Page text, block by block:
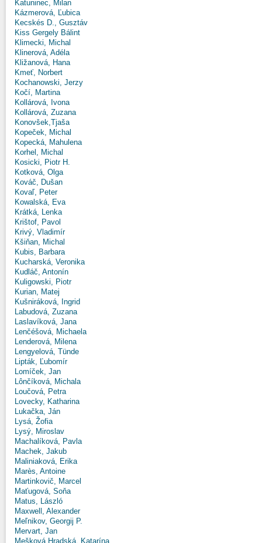
Katuninec, Milan
Kázmerová, Ľubica
Kecskés D., Gusztáv
Kiss Gergely Bálint
Klimecki, Michal
Klinerová, Adéla
Kližanová, Hana
Kmeť, Norbert
Kochanowski, Jerzy
Kočí, Martina
Kollárová, Ivona
Kollárová, Zuzana
Konovšek,Tjaša
Kopeček, Michal
Kopecká, Mahulena
Korhel, Michal
Kosicki, Piotr H.
Kotková, Olga
Kováč, Dušan
Kovaľ, Peter
Kowalská, Eva
Krátká, Lenka
Krištof, Pavol
Krivý, Vladimír
Kšiňan, Michal
Kubis, Barbara
Kucharská, Veronika
Kudláč, Antonín
Kuligowski, Piotr
Kurian, Matej
Kušniráková, Ingrid
Labudová, Zuzana
Laslavíková, Jana
Lenčéšová, Michaela
Lenderová, Milena
Lengyelová, Tünde
Lipták, Ľubomír
Lomíček, Jan
Lônčíková, Michala
Loučová, Petra
Lovecky, Katharina
Lukačka, Ján
Lysá, Žofia
Lysý, Miroslav
Machalíková, Pavla
Machek, Jakub
Maliniaková, Erika
Marès, Antoine
Martinkovič, Marcel
Maťugová, Soňa
Matus, László
Maxwell, Alexander
Meľnikov, Georgij P.
Mervart, Jan
Mešková Hradská, Katarína